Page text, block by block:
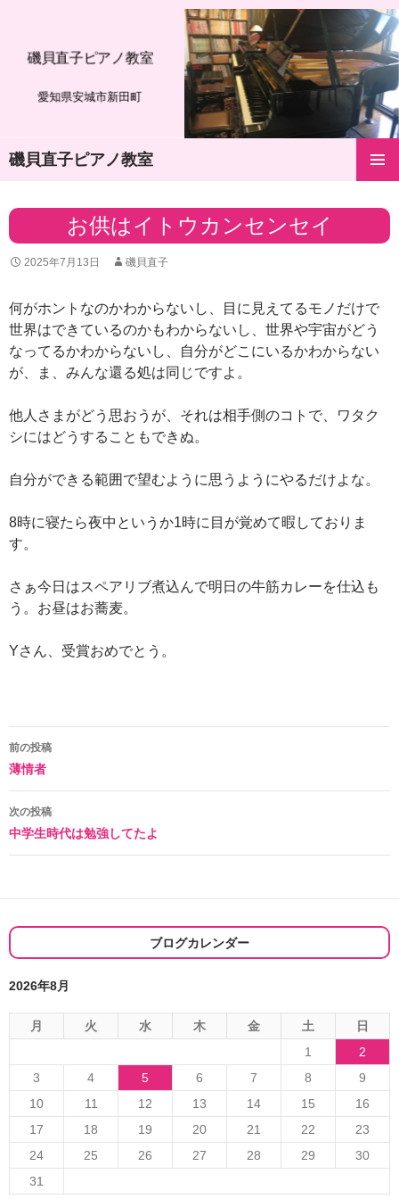
愛知県安城市新田町
磯貝直子ピアノ教室
磯貝直子ピアノ教室
テ
へ
キ
ッ
プ
お供はイトウカンセンセイ
2025年7月13日 磯貝直子
何がホントなのかわからないし、目に見えてるモノだけで
世界はできているのかもわからないし、世界や宇宙がどう
なってるかわからないし、自分がどこにいるかわからない
が、ま、みんな還る処は同じですよ。
他人さまがどう思おうが、それは相手側のコトで、ワタク
シにはどうすることもできぬ。
自分ができる範囲で望むように思うようにやるだけよな。
8時に寝たら夜中というか1時に目が覚めて暇しておりま
す。
さぁ今日はスペアリブ煮込んで明日の牛筋カレーを仕込も
う。お昼はお蕎麦。
Yさん、受賞おめでとう。
投
稿
ナ
ビ
ー
シ
ョ
ン
前の投稿
薄情者
次の投稿
中学生時代は勉強してたよ
ブログカレンダー
2026年8月
月 火 水 木 金 土
日
1
2
3
4 5 6 7 8
9
10
11 12 13 14 15
16
17
18 19 20 21 22
23
24
25 26 27 28 29
30
31